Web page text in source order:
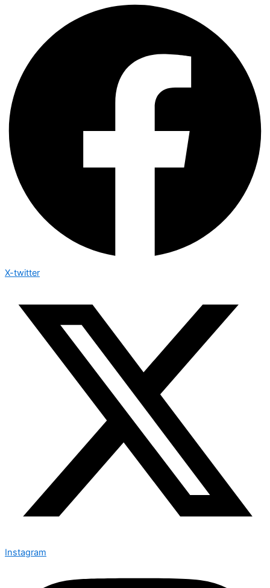
X-twitter
Instagram